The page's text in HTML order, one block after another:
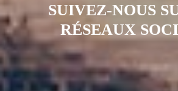
SUIVEZ-NOUS
RÉSEAUX
Notre page Instagram
Notre page
Notre